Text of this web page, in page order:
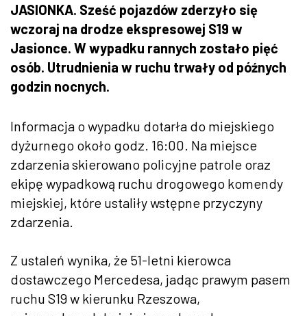
JASIONKA. Sześć pojazdów zderzyło się
wczoraj na drodze ekspresowej S19 w
Jasionce. W wypadku rannych zostało pięć
osób. Utrudnienia w ruchu trwały od późnych
godzin nocnych.
Informacja o wypadku dotarła do miejskiego
dyżurnego około godz. 16:00. Na miejsce
zdarzenia skierowano policyjne patrole oraz
ekipę wypadkową ruchu drogowego komendy
miejskiej, które ustaliły wstępne przyczyny
zdarzenia.
Z ustaleń wynika, że 51-letni kierowca
dostawczego Mercedesa, jadąc prawym pasem
ruchu S19 w kierunku Rzeszowa,